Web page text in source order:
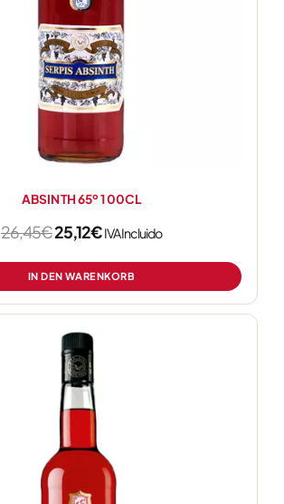
ABSINTH 65º 100CL
26,45€25,12€IVA Incluido
IN DEN WARENKORB
Preis
war:
25,62€